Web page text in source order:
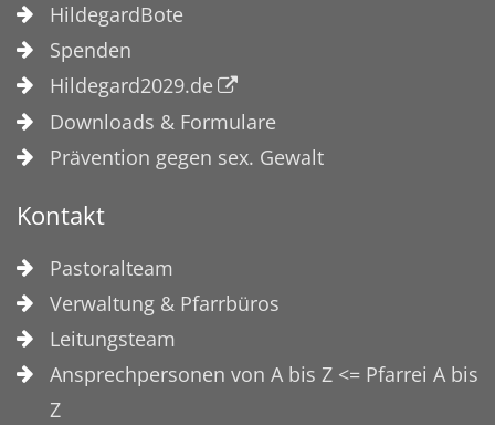
HildegardBote
Spenden
Hildegard2029.de
Downloads & Formulare
Prävention gegen sex. Gewalt
Kontakt
Pastoralteam
Verwaltung & Pfarrbüros
Leitungsteam
Ansprechpersonen von A bis Z <= Pfarrei A bis
Z